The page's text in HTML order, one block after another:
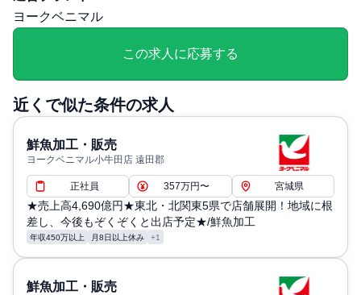
勤務・休日に関する補足: 年間休日120日・5連休(年2回)、
慶弔休暇、産前・産後休暇、育児休暇、介護休暇、リフレ
ヨークベニマル
この求人に応募する
近くで似た条件の求人
鮮魚加工・販売
ヨークベニマル小牛田店 遠田郡
正社員 357万円〜 宮城県
★売上高4,690億円★東北・北関東5県で店舗展開！地域に根
差し、今後もぞくぞくと出店予定★/鮮魚加工
年収450万以上 月8日以上休み +1
鮮魚加工・販売